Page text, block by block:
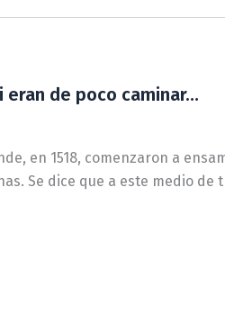
eran de poco caminar…
en 1518, comenzaron a
Se dice que a este medio de